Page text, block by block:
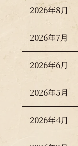
2026年8月
2026年7月
2026年6月
2026年5月
2026年4月